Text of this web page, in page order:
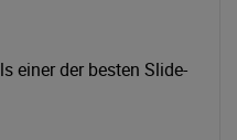
einer der besten Slide-